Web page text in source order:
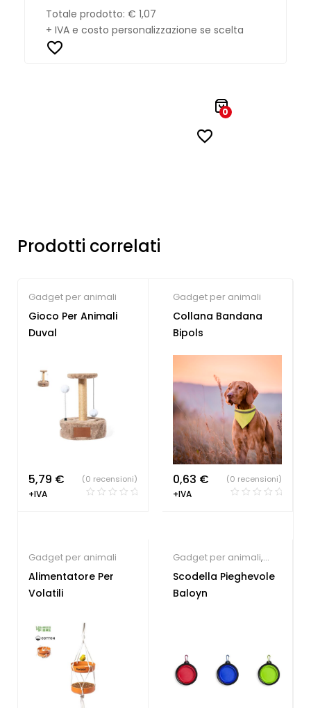
Totale prodotto: € 1,07
+ IVA e costo personalizzazione se scelta
0
Prodotti correlati
Gadget per animali
Gioco Per Animali
Duval
5,79 €
+IVA
(0 recensioni)
Gadget per animali
Collana Bandana
Bipols
0,63 €
+IVA
(0 recensioni)
Gadget per animali
Alimentatore Per
Volatili
Gadget per animali,
Accessori da viaggio
Scodella Pieghevole
Baloyn